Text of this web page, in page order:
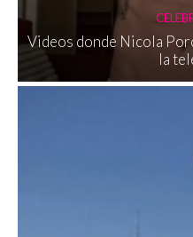
Videos donde Nicola
la